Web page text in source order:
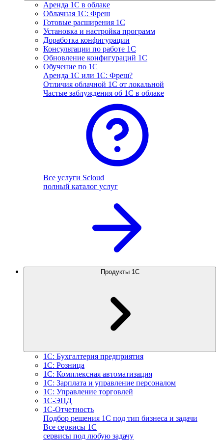
Аренда 1С в облаке
Облачная 1С: Фреш
Готовые расширения 1С
Установка и настройка программ
Доработка конфигурации
Консультации по работе 1С
Обновление конфигураций 1С
Обучение по 1С
Аренда 1С или 1С: Фреш?
Отличия облачной 1С от локальной
Частые заблуждения об 1С в облаке
Все услуги Scloud
полный каталог услуг
Продукты 1С
1С: Бухгалтерия предприятия
1С: Розница
1С: Комплексная автоматизация
1С: Зарплата и управление персоналом
1С: Управление торговлей
1С-ЭПД
1С-Отчетность
Подбор решения 1С под тип бизнеса и задачи
Все сервисы 1С
сервисы под любую задачу